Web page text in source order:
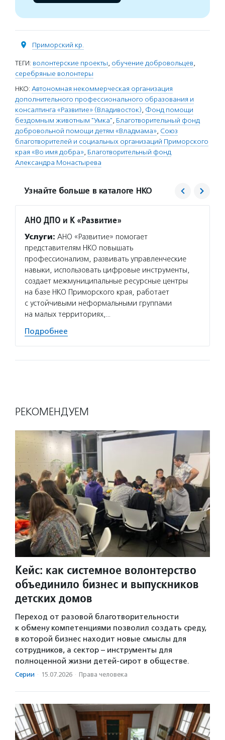
Приморский кр.
ТЕГИ: волонтерские проекты, обучение добровольцев,
серебряные волонтеры
НКО: Автономная некоммерческая организация
дополнительного профессионального образования и
консалтинга «Развитие» (Владивосток), Фонд помощи
бездомным животным "Умка", Благотворительный фонд
добровольной помощи детям «Владмама», Союз
благотворителей и социальных организаций Приморского
края «Во имя добра», Благотворительный фонд
Александра Монастырева
Узнайте больше в каталоге НКО
АНО ДПО и К «Развитие»
Услуги: АНО «Развитие» помогает
представителям НКО повышать
профессионализм, развивать управленческие
навыки, использовать цифровые инструменты,
создает межмуниципальные ресурсные центры
на базе НКО Приморского края, работает
с устойчивыми неформальными группами
на малых территориях,…
Подробнее
РЕКОМЕНДУЕМ
Кейс: как системное волонтерство
объединило бизнес и выпускников
детских домов
Переход от разовой благотворительности
к обмену компетенциями позволил создать среду,
в которой бизнес находит новые смыслы для
сотрудников, а сектор – инструменты для
полноценной жизни детей-сирот в обществе.
Серии · 15.07.2026 · Права человека